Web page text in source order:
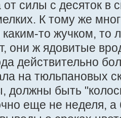
силы с десяток в
К тому же
каким-то жучком,
они ж ядовитые
действительно
на тюльпановых
должны быть
еще не неделя,